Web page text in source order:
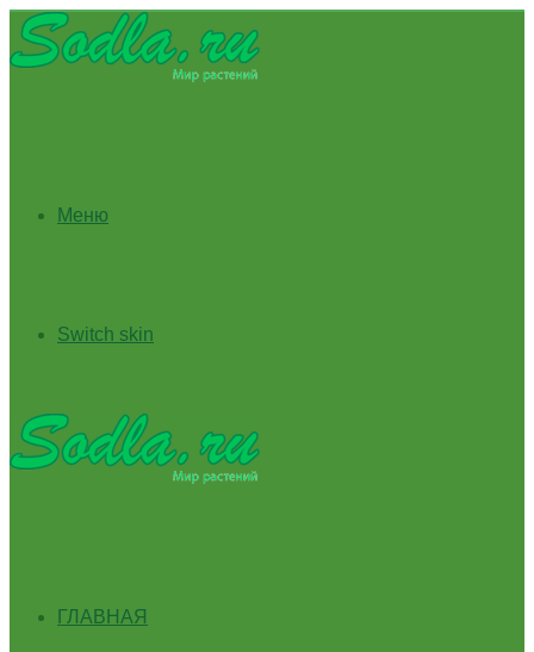
Меню
Switch skin
ГЛАВНАЯ